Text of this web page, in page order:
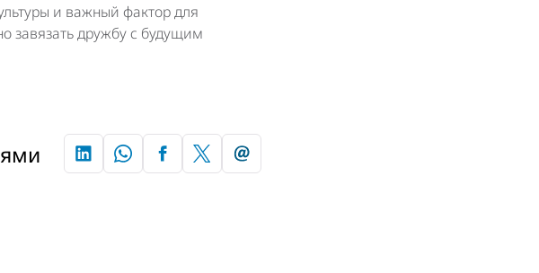
и важный фактор для
завязать дружбу с будущим